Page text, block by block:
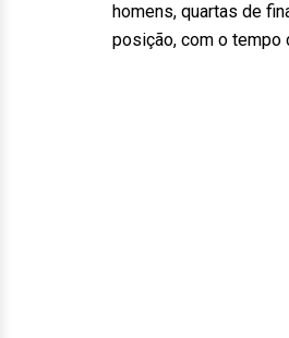
homens, quartas de
posição, com o tempo